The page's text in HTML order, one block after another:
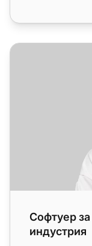
Софтуер за
Софтуер
индустрия